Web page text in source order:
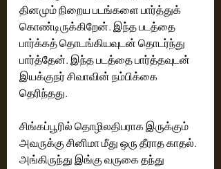
தினமும் நிறைய படங்களை பார்த்துக்
கொண்டிருக்கிறேன். இந்த படத்தை
பார்க்கத் தொடங்கியவுடன் தொடர்ந்து
பார்த்தேன். இந்த படத்தை பார்த்தவுடன்
இயக்குநர் சிவாவின் நம்பிக்கை
தெரிந்தது.
சிங்கப்பூரில் தொழிலதிபராக இருக்கும்
அவருக்கு சினிமா மீது ஒரு தீராத காதல்.
அங்கிருந்து இங்கு வருகை தந்து